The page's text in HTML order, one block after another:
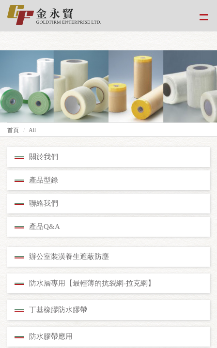
google-site-
verification=EvPoimA01gXxwXCpdefUUxzfHUTmBpMCMS46hwWJ2Xo
首頁 All
關於我們
產品型錄
聯絡我們
產品Q&A
辦公室裝潢養生遮蔽防塵
防水層專用【最輕薄的抗裂網-拉克網】
丁基橡膠防水膠帶
防水膠帶應用